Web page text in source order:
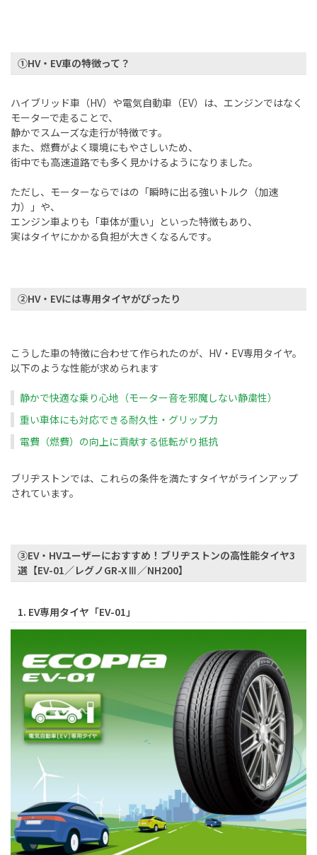
①HV・EV車の特徴って？
ハイブリッド車（HV）や電気自動車（EV）は、エンジンではなく
モーターで走ることで、
静かでスムーズな走行が特徴です。
また、燃費がよく環境にもやさしいため、
街中でも高速道路でも多く見かけるようになりました。
ただし、モーターならではの「瞬時に出る強いトルク（加速
力）」や、
エンジン車よりも「車体が重い」といった特徴もあり、
実はタイヤにかかる負担が大きくなるんです。
②HV・EVには専用タイヤがぴったり
こうした車の特徴に合わせて作られたのが、HV・EV専用タイヤ。
以下のような性能が求められます
静かで快適な乗り心地（モーター音を邪魔しない静粛性）
重い車体にも対応できる耐久性・グリップ力
電費（燃費）の向上に貢献する低転がり抵抗
ブリヂストンでは、これらの条件を満たすタイヤがラインアップ
されています。
③EV・HVユーザーにおすすめ！ブリヂストンの高性能タイヤ3
選【EV-01／レグノGR-XⅢ／NH200】
1. EV専用タイヤ「EV-01」